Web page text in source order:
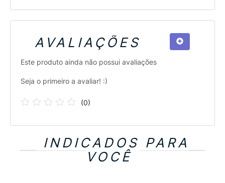
AVALIAÇÕES
Este produto ainda não possui avaliações
Seja o primeiro a avaliar! :)
(0)
INDICADOS PARA
VOCÊ